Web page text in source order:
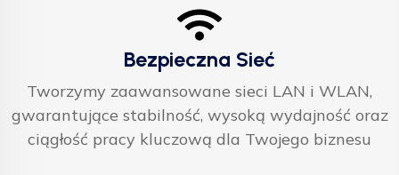
Bezpieczna Sieć
Tworzymy zaawansowane sieci LAN i WLAN,
gwarantujące stabilność, wysoką wydajność oraz
ciągłość pracy kluczową dla Twojego biznesu